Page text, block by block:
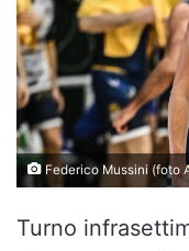
Federico Mussini (foto
Turno